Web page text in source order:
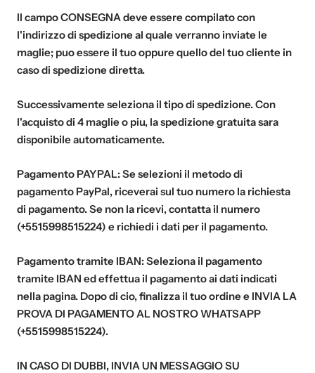
Il campoCONSEGNA deve essere compilato con
l'indirizzo di spedizione al quale verranno inviate le
maglie; puo essere il tuo oppure quello del tuo cliente in
caso di spedizione diretta.
Successivamente seleziona il tipo di spedizione. Con
l'acquisto di 4 maglie o piu, la spedizione gratuita sara
disponibile automaticamente.
Pagamento PAYPAL:Se selezioni il metodo di
pagamento PayPal, riceverai sul tuo numero la richiesta
di pagamento. Se non la ricevi, contatta il numero
(+5515998515224) e richiedi i dati per il pagamento.
Pagamento tramite IBAN:Seleziona il pagamento
tramite IBAN ed effettua il pagamento ai dati indicati
nella pagina. Dopo di cio, finalizza il tuo ordine e INVIA LA
PROVA DI PAGAMENTO AL NOSTRO WHATSAPP
(+5515998515224).
IN CASO DI DUBBI, INVIA UN MESSAGGIO SU